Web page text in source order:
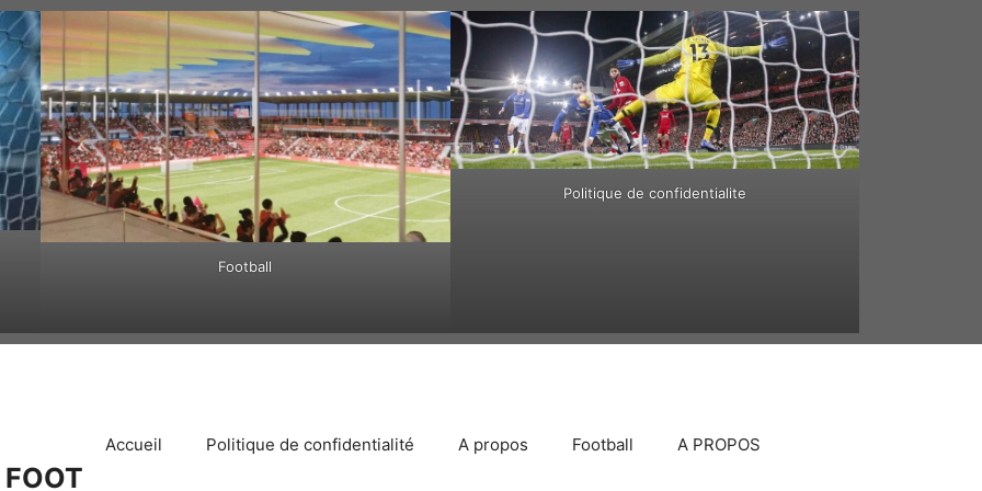
Football
Politique de confidentialite
Accueil Politique de confidentialité A propos Football A PROPOS